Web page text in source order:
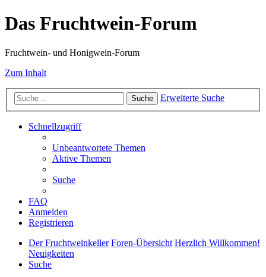
Das Fruchtwein-Forum
Fruchtwein- und Honigwein-Forum
Zum Inhalt
Suche Erweiterte Suche
Schnellzugriff
Unbeantwortete Themen
Aktive Themen
Suche
FAQ
Anmelden
Registrieren
Der Fruchtweinkeller Foren-Übersicht Herzlich Willkommen!
Neuigkeiten
Suche